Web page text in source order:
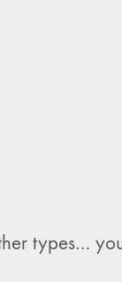
types…